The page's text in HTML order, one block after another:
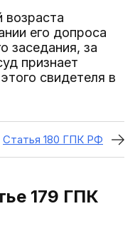
возраста
его допроса
заседания, за
признает
свидетеля в
Статья 180 ГПК РФ
179 ГПК